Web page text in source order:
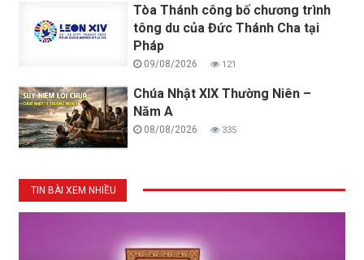
Tòa Thánh công bố chương trình
tông du của Đức Thánh Cha tại
Pháp
09/08/2026 121
Chúa Nhật XIX Thường Niên –
Năm A
08/08/2026 335
TIN BÀI XEM NHIỀU